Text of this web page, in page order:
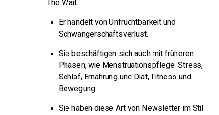
The Wait.
Er handelt von Unfruchtbarkeit und
Schwangerschaftsverlust.
Sie beschäftigen sich auch mit früheren
Phasen, wie Menstruationspflege, Stress,
Schlaf, Ernährung und Diät, Fitness und
Bewegung.
Sie haben diese Art von Newsletter im Stil